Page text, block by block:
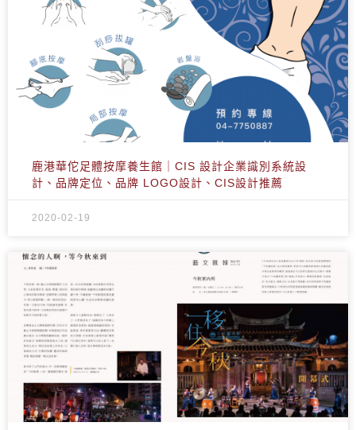
鹿港華佗足體按摩養生館｜CIS 設計企業識別系統設
計、品牌定位、品牌 LOGO設計、CIS設計推薦
2020-02-19